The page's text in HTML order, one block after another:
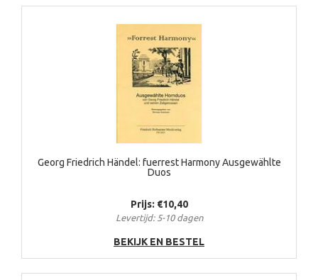
Georg Friedrich Händel: fuerrest Harmony Ausgewählte
Duos
Prijs: €10,40
Levertijd: 5-10 dagen
BEKIJK EN BESTEL